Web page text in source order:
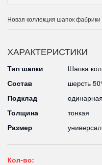
Новая коллекция шапок
ХАРАКТЕРИСТИКИ
Тип шапки
Шапка
Состав
шерсть
Подклад
одинарная
Толщина
тонкая
Размер
Кол-во: